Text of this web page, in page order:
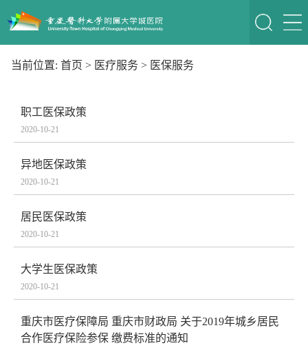
当前位置: 首页 > 医疗服务 > 医保服务
职工医保政策
2020-10-21
异地医保政策
2020-10-21
居民医保政策
2020-10-21
大学生医保政策
2020-10-21
重庆市医疗保障局 重庆市财政局 关于2019年城乡居民
合作医疗保险参保 缴费标准的通知